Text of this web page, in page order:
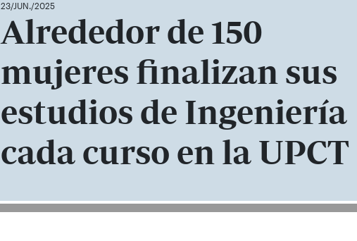
23/JUN./2025
Alrededor de 150
mujeres finalizan sus
estudios de Ingeniería
cada curso en la UPCT